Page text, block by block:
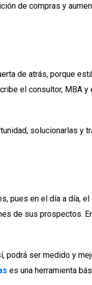
de compras y
de atrás, porque
el consultor, MBA
solucionarlas y
pues en el día a día,
de sus prospectos.
podrá ser medido y
es una herramienta